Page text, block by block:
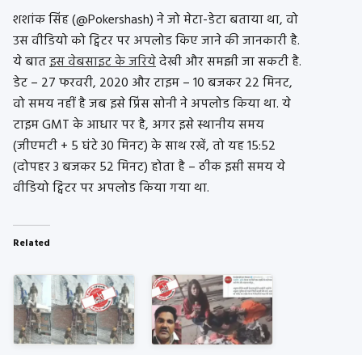
शशांक सिंह (@Pokershash) ने जो मेटा-डेटा बताया था, वो
उस वीडियो को ट्विटर पर अपलोड किए जाने की जानकारी है.
ये बातइस वेबसाइट के जरियेदेखी और समझी जा सकटी है.
डेट – 27 फरवरी, 2020 और टाइम – 10 बजकर 22 मिनट,
वो समय नहीं है जब इसे प्रिंस सोनी ने अपलोड किया था. ये
टाइम GMT के आधार पर है, अगर इसे स्थानीय समय
(जीएमटी + 5 घंटे 30 मिनट) के साथ रखें, तो यह 15:52
(दोपहर 3 बजकर 52 मिनट) होता है – ठीक इसी समय ये
वीडियो ट्विटर पर अपलोड किया गया था.
Related